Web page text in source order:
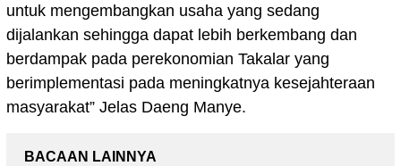
untuk mengembangkan usaha yang sedang
dijalankan sehingga dapat lebih berkembang dan
berdampak pada perekonomian Takalar yang
berimplementasi pada meningkatnya kesejahteraan
masyarakat” Jelas Daeng Manye.
BACAAN LAINNYA